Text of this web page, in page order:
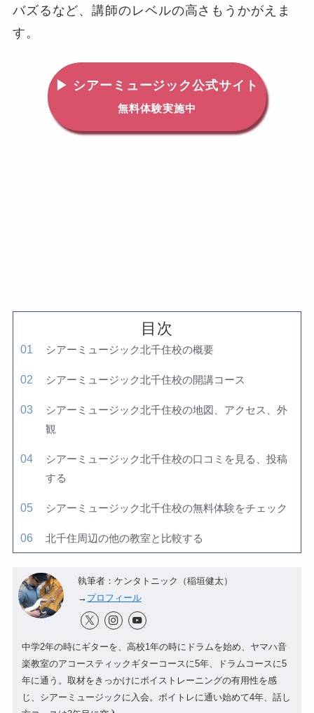
バズるなど、講師のレベルの高さもうかがえま
す。
▶ シアーミュージック公式サイト
無料体験実施中
目次
シアーミュージック北千住校の概要
シアーミュージック北千住校の開講コース
シアーミュージック北千住校の地図、アクセス、外
観
シアーミュージック北千住校の口コミを見る、投稿
する
シアーミュージック北千住校の無料体験をチェック
北千住周辺の他の教室と比較する
執筆者：ケンタトニック（稲垣健太）
→ プロフィール
中学2年の時にギターを、高校1年の時にドラムを始め、ヤマハ音
楽教室のアコースティックギターコースに5年、ドラムコースに5
年に通う。取材をきっかけにボイストレーニングの有用性を感
じ、シアーミュージックに入会。ボイトレに通い始めて4年、話し